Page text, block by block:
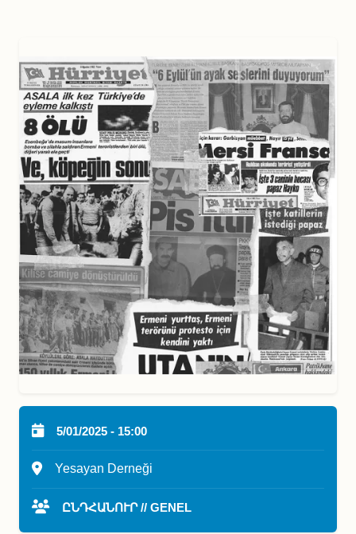
5/01/2025 - 15:00
Yesayan Derneği
ԸՆԴՀԱՆՈՒՐ // GENEL